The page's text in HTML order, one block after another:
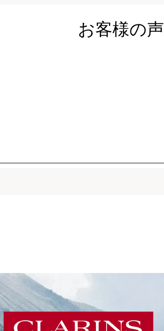
お客様の声